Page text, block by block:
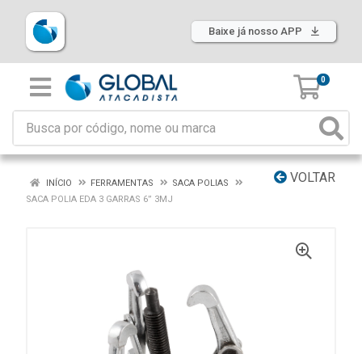
Baixe já nosso APP
0
VOLTAR
INÍCIO FERRAMENTAS
SACA POLIAS
SACA POLIA EDA 3 GARRAS 6” 3MJ